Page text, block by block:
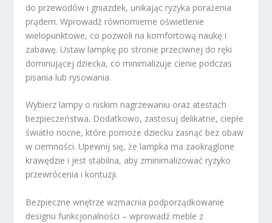
do przewodów i gniazdek, unikając ryzyka porażenia
prądem. Wprowadź równomierne oświetlenie
wielopunktowe, co pozwoli na komfortową naukę i
zabawę. Ustaw lampkę po stronie przeciwnej do ręki
dominującej dziecka, co minimalizuje cienie podczas
pisania lub rysowania.
Wybierz lampy o niskim nagrzewaniu oraz atestach
bezpieczeństwa. Dodatkowo, zastosuj delikatne, ciepłe
światło nocne, które pomoże dziecku zasnąć bez obaw
w ciemności. Upewnij się, że lampka ma zaokrąglone
krawędzie i jest stabilna, aby zminimalizować ryzyko
przewrócenia i kontuzji.
Bezpieczne wnętrze wzmacnia podporządkowanie
designu funkcjonalności – wprowadź meble z